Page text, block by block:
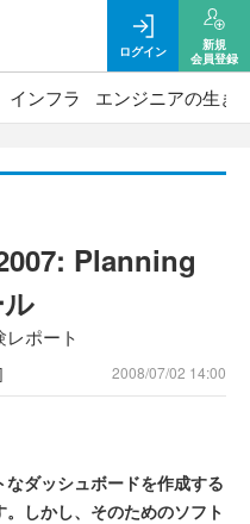
ログイン
新規
会員登録
インフラ エンジニアの生き
Planning
ポート
2008/07/02 14:00
ダッシュボードを作成する
しかし、そのためのソフト